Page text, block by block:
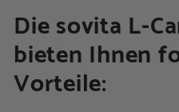
Die sovita L-
bieten Ihnen
Vorteile: